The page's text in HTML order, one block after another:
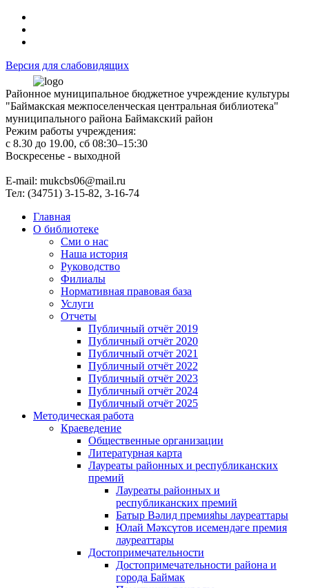
Версия для слабовидящих
Районное муниципальное бюджетное учреждение культуры
"Баймакская межпоселенческая центральная библиотека"
муниципального района Баймакский район
Режим работы учреждения:
с 8.30 до 19.00, сб 08:30–15:30
Воскресенье - выходной
Е-mail: mukcbs06@mail.ru
Тел: (34751) 3-15-82, 3-16-74
Главная
О библиотеке
Сми о нас
Наша история
Руководство
Филиалы
Нормативная правовая база
Услуги
Отчеты
Публичный отчёт 2019
Публичный отчёт 2020
Публичный отчёт 2021
Публичный отчёт 2022
Публичный отчёт 2023
Публичный отчёт 2024
Публичный отчёт 2025
Методическая работа
Краеведение
Общественные организации
Литературная карта
Лауреаты районных и республиканских
премий
Лауреаты районных и
республиканских премий
Батыр Вәлид премияһы лауреаттары
Юлай Мәҡсүтов исемендәге премия
лауреаттары
Достопримечательности
Достопримечательности района и
города Баймак